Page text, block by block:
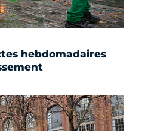
hebdomadaires